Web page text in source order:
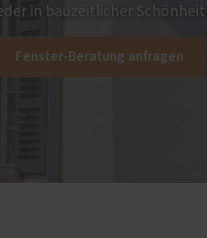
in bauzeitlicher
Fenster-Beratung anfragen